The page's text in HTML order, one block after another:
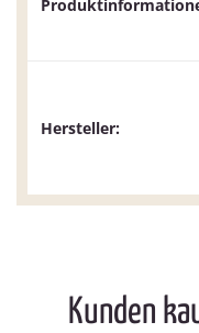
Hersteller:
Kunden